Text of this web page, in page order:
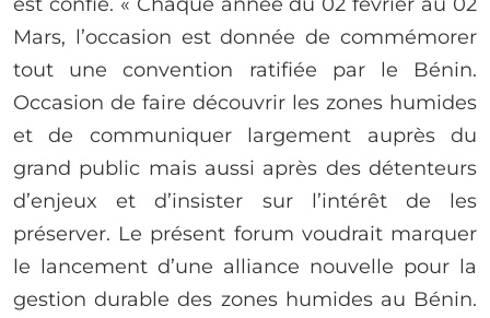
Mars, l’occasion est donnée de commémorer
tout une convention ratifiée par le Bénin.
Occasion de faire découvrir les zones humides
et de communiquer largement auprès du
grand public mais aussi après des détenteurs
d’enjeux et d’insister sur l’intérêt de les
préserver. Le présent forum voudrait marquer
le lancement d’une alliance nouvelle pour la
gestion durable des zones humides au Bénin.